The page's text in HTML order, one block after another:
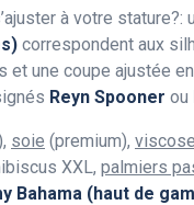
à votre stature?:
correspondent aux
une coupe ajustée
Reyn Spooner ou
soie (premium), viscose
XXL, palmiers
Bahama (haut de